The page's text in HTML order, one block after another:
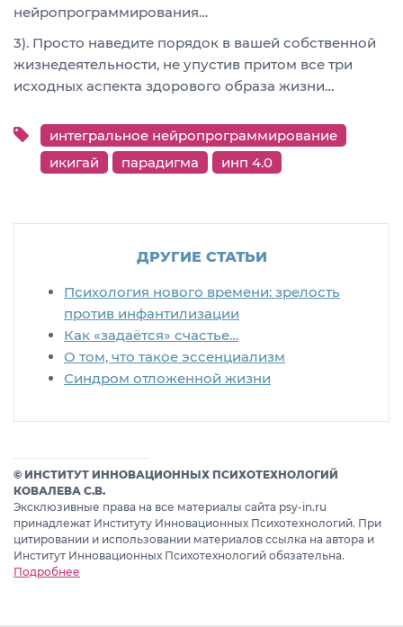
нейропрограммирования…
3). Просто наведите порядок в вашей собственной
жизнедеятельности, не упустив притом все три
исходных аспекта здорового образа жизни…
интегральное нейропрограммирование
икигай
парадигма инп 4.0
ДРУГИЕ СТАТЬИ
Психология нового времени: зрелость
против инфантилизации
Как «задаётся» счастье…
О том, что такое эссенциализм
Синдром отложенной жизни
© ИНСТИТУТ ИННОВАЦИОННЫХ ПСИХОТЕХНОЛОГИЙ
КОВАЛЕВА С.В.
Эксклюзивные права на все материалы сайта psy-in.ru
принадлежат Институту Инновационных Психотехнологий. При
цитировании и использовании материалов ссылка на автора и
Институт Инновационных Психотехнологий обязательна.
Подробнее